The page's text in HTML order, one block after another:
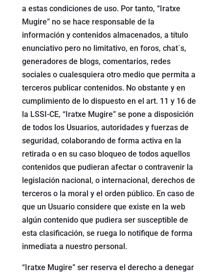
a estas condiciones de uso. Por tanto, “Iratxe
Mugire” no se hace responsable de la
información y contenidos almacenados, a título
enunciativo pero no limitativo, en foros, chat´s,
generadores de blogs, comentarios, redes
sociales o cualesquiera otro medio que permita a
terceros publicar contenidos. No obstante y en
cumplimiento de lo dispuesto en el art. 11 y 16 de
la LSSI-CE, “Iratxe Mugire” se pone a disposición
de todos los Usuarios, autoridades y fuerzas de
seguridad, colaborando de forma activa en la
retirada o en su caso bloqueo de todos aquellos
contenidos que pudieran afectar o contravenir la
legislación nacional, o internacional, derechos de
terceros o la moral y el orden público. En caso de
que un Usuario considere que existe en la web
algún contenido que pudiera ser susceptible de
esta clasificación, se ruega lo notifique de forma
inmediata a nuestro personal.
“Iratxe Mugire” ser reserva el derecho a denegar